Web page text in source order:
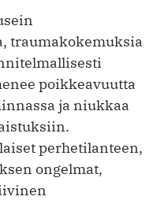
traumakokemuksia
poikkeavuutta
ja niukkaa
perhetilanteen,
ongelmat,